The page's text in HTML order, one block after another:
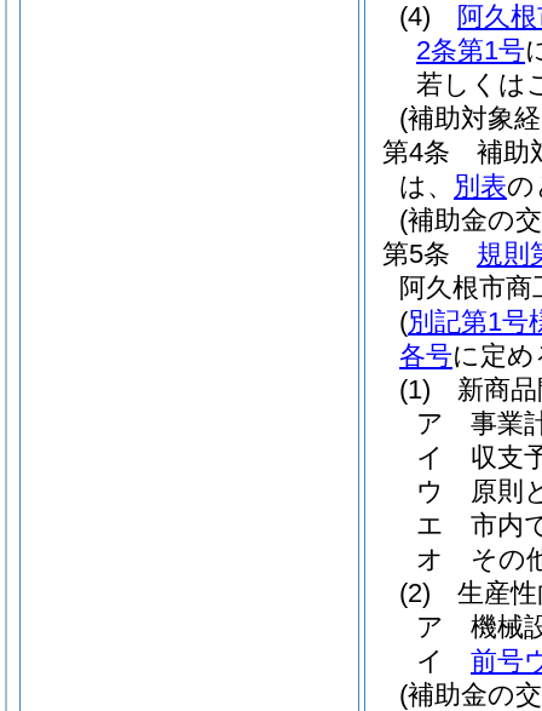
(4)
阿久
2条第1号
若しくは
(補助対象
第4条
補助
は、 別表の
(補助金の
第5条
規則
阿久根市
(別記第1号
各号に定
(1)
新商
ア
事業
イ
収支
ウ
原則
エ
市内
オ
その
(2)
生産
ア
機械
イ
前号
(補助金の